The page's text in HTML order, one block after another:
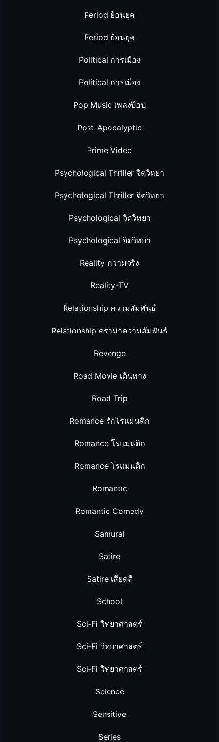
Period ย้อนยุค
Period ย้อนยุค
Political การเมือง
Political การเมือง
Pop Music เพลงป๊อป
Post-Apocalyptic
Prime Video
Psychological Thriller จิตวิทยา
Psychological Thriller จิตวิทยา
Psychological จิตวิทยา
Psychological จิตวิทยา
Reality ความจริง
Reality-TV
Relationship ความสัมพันธ์
Relationship ดราม่าความสัมพันธ์
Revenge
Road Movie เดินทาง
Road Trip
Romance รักโรแมนติก
Romance โรแมนติก
Romance โรแมนติก
Romantic
Romantic Comedy
Samurai
Satire
Satire เสียดสี
School
Sci-Fi วิทยาศาสตร์
Sci-Fi วิทยาศาสตร์
Sci-Fi วิทยาศาสตร์
Science
Sensitive
Series